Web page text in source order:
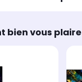
bien vous plaire